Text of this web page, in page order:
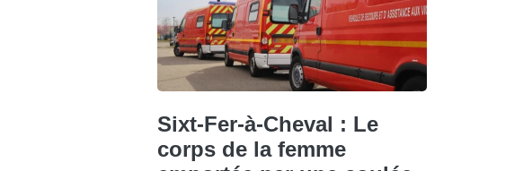
Sixt-Fer-à-Cheval : Le
corps de la femme